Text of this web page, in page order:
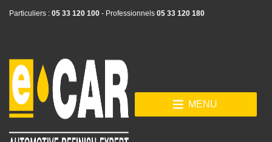
Particuliers : 05 33 120 100 - Professionnels 05 33 120 180
MENU